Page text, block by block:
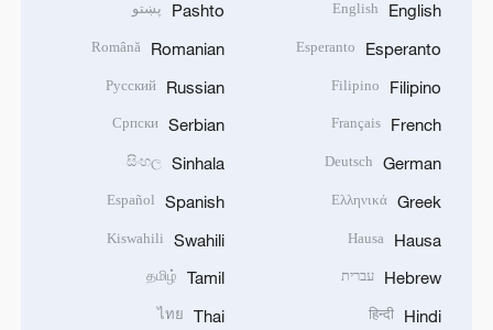
English
English
Esperanto
Esperanto
Filipino
Filipino
French
Français
German
Deutsch
Greek
Ελληνικά
Hausa
Hausa
Hebrew עברית
Hindi
हिन्दी
Pashto پښتو
Romanian
Română
Russian
Русский
Serbian
Српски
Sinhala
සිංහල
Spanish
Español
Swahili
Kiswahili
Tamil
தமிழ்
Thai
ไทย